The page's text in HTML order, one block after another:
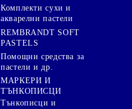
Комплекти сухи и
акварелни пастели
REMBRANDT SOFT
PASTELS
Помощни средства за
пастели и др.
МАРКЕРИ И
ТЪНКОПИСЦИ
Тънкописци и